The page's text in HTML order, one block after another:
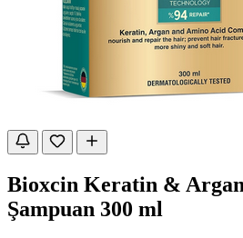
Bioxcin Keratin & Argan
Şampuan 300 ml